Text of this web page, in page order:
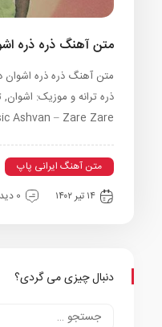
متن آهنگ ذره ذره
متن آهنگ ذره ذره اشوان
Ashvan – Zare Zare
متن آهنگ ایرانی پاپ
۱۴ تیر ۱۴۰۲
0 دیدگاه
دنبال چیزی می گردی؟